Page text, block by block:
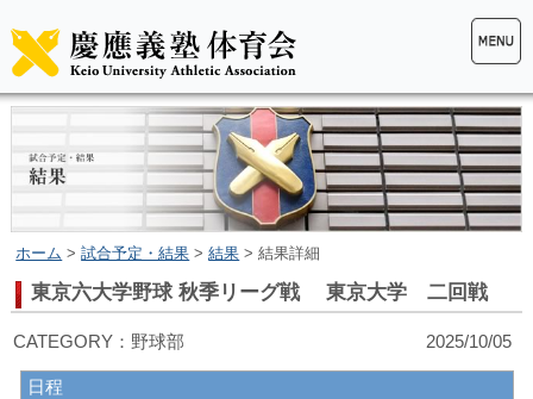
ホーム >試合予定・結果 >結果 > 結果詳細
東京六大学野球 秋季リーグ戦 東京大学 二回戦
CATEGORY：野球部 2025/10/05
日程